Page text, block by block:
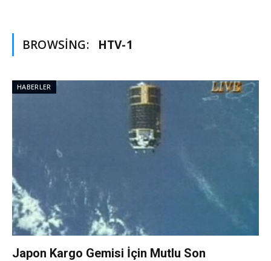
BROWSING: HTV-1
HABERLER
Japon Kargo Gemisi İçin Mutlu Son